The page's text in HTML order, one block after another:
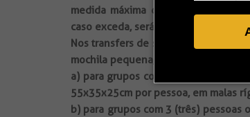
medida máxima de 55x35x25cm
caso exceda, será cobrado adicional
Nos transfers de saída e chegada
mochila pequena, por exemplo), o
a) para grupos com 4 (quatro) ou
55x35x25cm por pessoa, em malas
b) para grupos com 3 (três) pessoas